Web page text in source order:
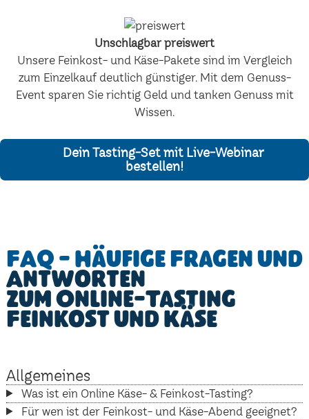
Unschlagbar preiswert
Unsere Feinkost- und Käse-Pakete sind im Vergleich
zum Einzelkauf deutlich günstiger. Mit dem Genuss-
Event sparen Sie richtig Geld und tanken Genuss mit
Wissen.
Dein Tasting-Set mit Live-Webinar
bestellen!
FAQ - Häufige Fragen und
Antworten
zum Online-Tasting
Feinkost und Käse
Allgemeines
Was ist ein Online Käse- & Feinkost-Tasting?
Für wen ist der Feinkost- und Käse-Abend geeignet?